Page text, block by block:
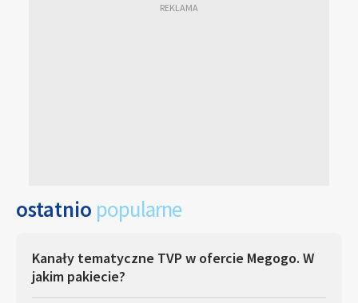
ostatnio popularne
Kanały tematyczne TVP w ofercie Megogo. W
jakim pakiecie?